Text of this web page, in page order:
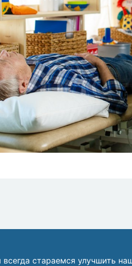
стараемся улучшить